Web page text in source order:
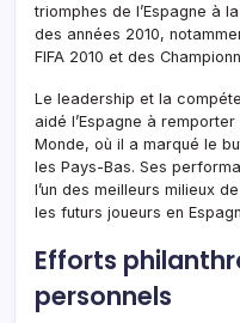
triomphes de l’Espagne à
des années 2010,
FIFA 2010 et des
Le leadership et la
aidé l’Espagne à
Monde, où il a marqué le
les Pays-Bas. Ses
l’un des meilleurs milieux
les futurs joueurs en
Efforts
personnels